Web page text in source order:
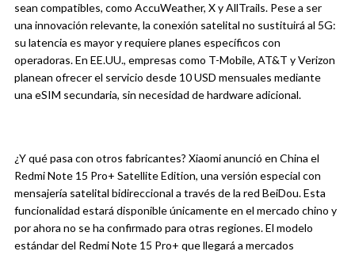
sean compatibles, como AccuWeather, X y AllTrails. Pese a ser
una innovación relevante, la conexión satelital no sustituirá al 5G:
su latencia es mayor y requiere planes específicos con
operadoras. En EE.UU., empresas como T-Mobile, AT&T y Verizon
planean ofrecer el servicio desde 10 USD mensuales mediante
una eSIM secundaria, sin necesidad de hardware adicional.
¿Y qué pasa con otros fabricantes? Xiaomi anunció en China el
Redmi Note 15 Pro+ Satellite Edition, una versión especial con
mensajería satelital bidireccional a través de la red BeiDou. Esta
funcionalidad estará disponible únicamente en el mercado chino y
por ahora no se ha confirmado para otras regiones. El modelo
estándar del Redmi Note 15 Pro+ que llegará a mercados